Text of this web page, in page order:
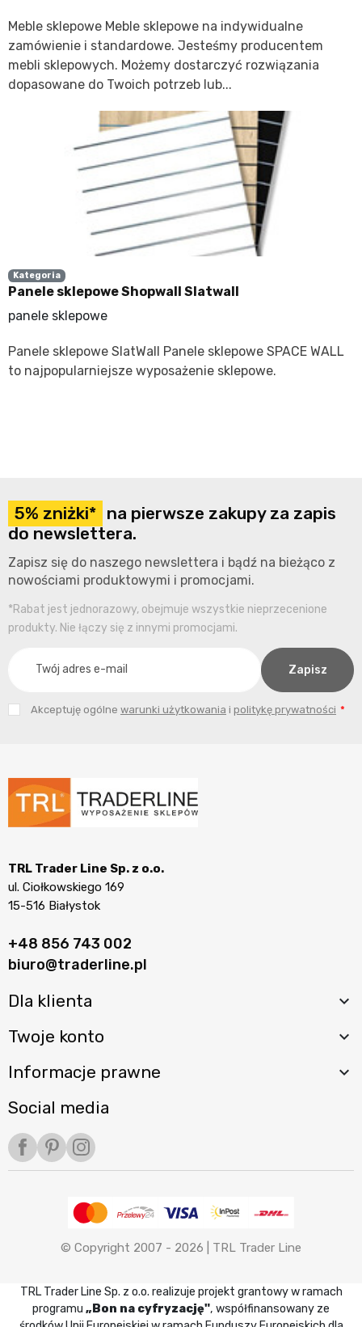
Meble sklepowe Meble sklepowe na indywidualne
zamówienie i standardowe. Jesteśmy producentem
mebli sklepowych. Możemy dostarczyć rozwiązania
dopasowane do Twoich potrzeb lub...
Kategoria
Panele sklepowe Shopwall Slatwall
panele sklepowe
Panele sklepowe SlatWall Panele sklepowe SPACE WALL
to najpopularniejsze wyposażenie sklepowe.
5% zniżki* na pierwsze zakupy za zapis
do newslettera.
Zapisz się do naszego newslettera i bądź na bieżąco z
nowościami produktowymi i promocjami.
*Rabat jest jednorazowy, obejmuje wszystkie nieprzecenione
produkty. Nie łączy się z innymi promocjami.
Akceptuję ogólne warunki użytkowania i politykę prywatności
TRL Trader Line Sp. z o.o.
ul. Ciołkowskiego 169
15-516 Białystok
+48 856 743 002
biuro@traderline.pl
Dla klienta 
Twoje konto 
Informacje prawne 
Social media
Facebook
PinterestInstagram
© Copyright 2007 - 2026 | TRL Trader Line
TRL Trader Line Sp. z o.o. realizuje projekt grantowy w ramach
programu „Bon na cyfryzację", współfinansowany ze